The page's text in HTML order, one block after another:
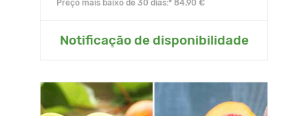
Preço mais baixo de 30 dias:* 84.90 €
Notificação de disponibilidade